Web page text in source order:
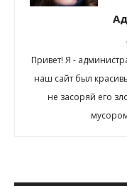
Привет! Я -
наш сайт был
не засоряй его